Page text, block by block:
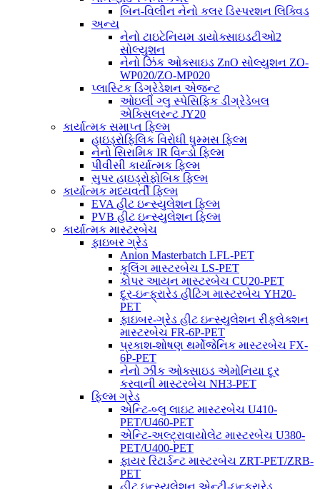
બિન-વિલીન નેનો કલર ડિસ્પરશન લિક્વિડ
અન્ય
નેનો ટાઇટેનિયમ ડાયોક્સાઇડટીઓ2
સોલ્યુશન
નેનો ઝિંક ઓક્સાઇડ ZnO સોલ્યુશન ZO-
WP020/ZO-MP020
પ્લાસ્ટિક ડિગ્રેડેશન એજન્ટ
ઓઇલી ગ્લુ સ્પેસિફિક ડીગ્રેડેબલ
એક્સિલરન્ટ JY20
કાર્યાત્મક સમાપ્ત ફિલ્મ
હાઇડ્રોફિલિક વિરોધી ધુમ્મસ ફિલ્મ
નેનો સિરામિક IR વિન્ડો ફિલ્મ
પીવીસી કાર્યાત્મક ફિલ્મ
સુપર હાઇડ્રોફોબિક ફિલ્મ
કાર્યાત્મક મધ્યવર્તી ફિલ્મ
EVA હીટ ઇન્સ્યુલેશન ફિલ્મ
PVB હીટ ઇન્સ્યુલેશન ફિલ્મ
કાર્યાત્મક માસ્ટરબેચ
ફાઇબર ગ્રેડ
Anion Masterbatch LFL-PET
કૂલિંગ માસ્ટરબેચ LS-PET
કોપર આયન માસ્ટરબેચ CU20-PET
દૂર-ઇન્ફ્રારેડ હીટિંગ માસ્ટરબેચ YH20-
PET
ફાઇબર-ગ્રેડ હીટ ઇન્સ્યુલેશન રીફ્લેક્શન
માસ્ટરબેચ FR-6P-PET
પ્રકાશ-શોષણ થર્મોજેનિક માસ્ટરબેચ FX-
6P-PET
નેનો ઝીંક ઓક્સાઇડ એમોનિયા દૂર
કરવાની માસ્ટરબેચ NH3-PET
ફિલ્મ ગ્રેડ
એન્ટિ-બ્લુ લાઇટ માસ્ટરબેચ U410-
PET/U460-PET
એન્ટિ-અલ્ટ્રાવાયોલેટ માસ્ટરબેચ U380-
PET/U400-PET
ફાયર રિટાર્ડન્ટ માસ્ટરબેચ ZRT-PET/ZRB-
PET
હીટ ઇન્સ્યુલેશન એન્ટી-ઇન્ફ્રારેડ